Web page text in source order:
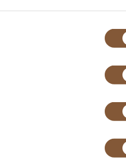
asetuksilla.
tietoja